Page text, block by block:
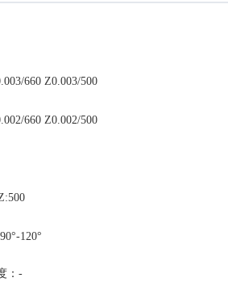
660 Z0.003/500
660 Z0.002/500
120°
：-